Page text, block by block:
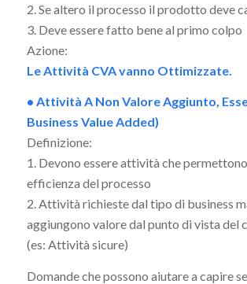
2. Se altero il processo il prodotto deve
3. Deve essere fatto bene al primo colpo
Azione:
Le Attività CVA vanno Ottimizzate.
• Attività A Non Valore Aggiunto,
Business Value Added)
Definizione:
1. Devono essere attività che
efficienza del processo
2. Attività richieste dal tipo di business
aggiungono valore dal punto di vista del
(es: Attività sicure)
Domande che possono aiutare a capire